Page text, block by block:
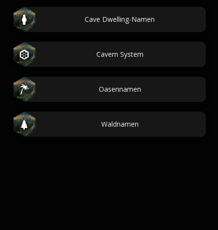
Cave Dwelling-Namen
Cavern System
Oasennamen
Waldnamen